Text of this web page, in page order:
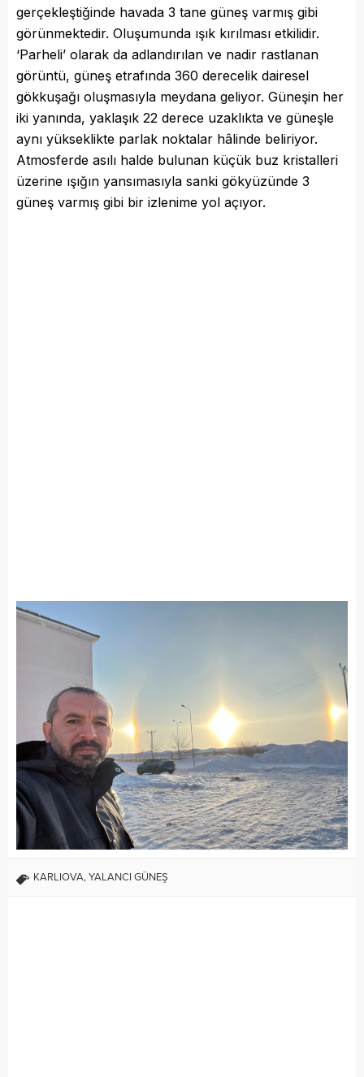
gerçekleştiğinde havada 3 tane güneş varmış gibi
görünmektedir. Oluşumunda ışık kırılması etkilidir.
‘Parheli’ olarak da adlandırılan ve nadir rastlanan
görüntü, güneş etrafında 360 derecelik dairesel
gökkuşağı oluşmasıyla meydana geliyor. Güneşin her
iki yanında, yaklaşık 22 derece uzaklıkta ve güneşle
aynı yükseklikte parlak noktalar hâlinde beliriyor.
Atmosferde asılı halde bulunan küçük buz kristalleri
üzerine ışığın yansımasıyla sanki gökyüzünde 3
güneş varmış gibi bir izlenime yol açıyor.
KARLIOVA,YALANCI GÜNEŞ